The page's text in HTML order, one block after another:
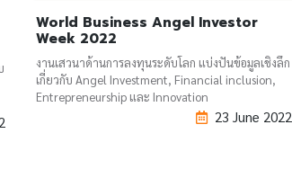
World Business Angel Investor
Week 2022
งานเสวนาด้านการลงทุนระดับโลก แบ่งปันข้อมูลเชิงลึก
เกี่ยวกับ Angel Investment, Financial inclusion,
Entrepreneurship และ Innovation
23 June 2022